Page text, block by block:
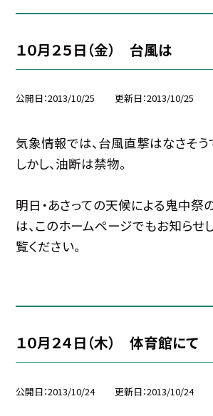
１０月２５日（金） 台風は
公開日 2013/10/25 更新日 2013/10/25
気象情報では、台風直撃はなさそう
しかし、油断は禁物。
明日・あさっての天候による鬼中祭
は、このホームページでもお知らせ
覧ください。
１０月２４日（木） 体育館にて
公開日 2013/10/24 更新日 2013/10/24